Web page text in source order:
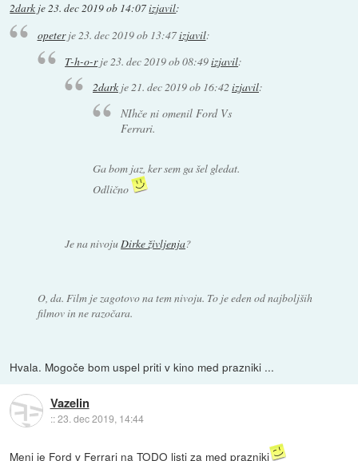
2dark je23. dec 2019 ob 14:07izjavil:
opeterje23. dec 2019 ob 13:47izjavil:
T-h-o-rje 23. dec 2019 ob 08:49izjavil:
2darkje21. dec 2019 ob 16:42izjavil:
NIhče ni omenil Ford Vs
Ferrari.
Ga bom jaz, ker sem ga šel gledat.
Odlično
Je na nivoju Dirke življenja?
O, da. Film je zagotovo na tem nivoju. To je eden od najboljših
filmov in ne razočara.
Hvala. Mogoče bom uspel priti v kino med prazniki ...
Vazelin
::23. dec 2019, 14:44
Meni je Ford v Ferrari na TODO listi za med prazniki